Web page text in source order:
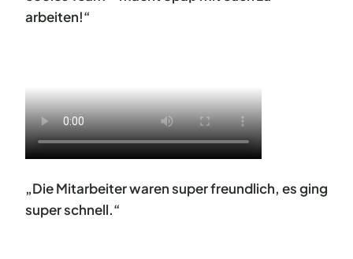
arbeiten!“
„Die Mitarbeiter waren super freundlich, es ging
super schnell.“